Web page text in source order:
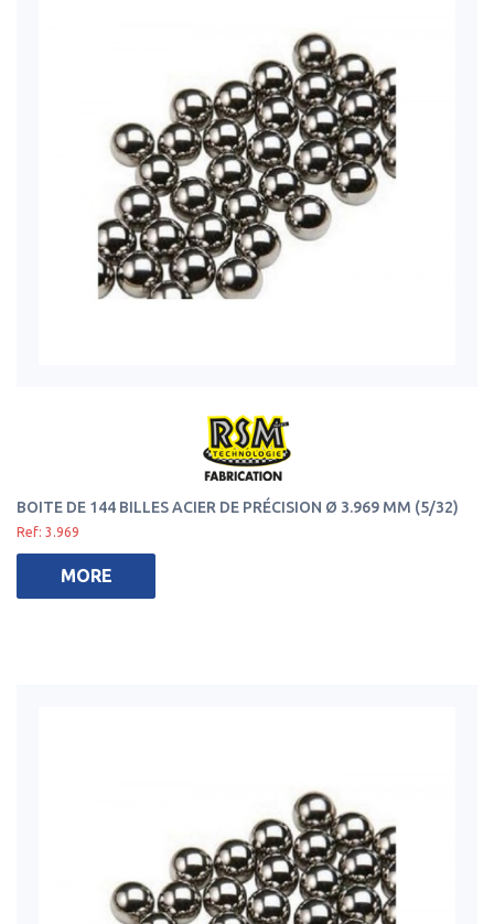
BOITE DE 144 BILLES ACIER DE PRÉCISION Ø 3.969 MM (5/32)
Ref: 3.969
MORE